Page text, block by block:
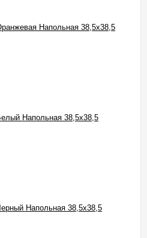
Напольная 38,5x38,5
Напольная 38,5x38,5
Напольная 38,5x38,5